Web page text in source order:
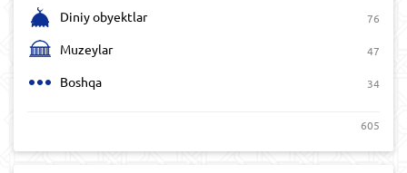
Diniy obyektlar 76
Muzeylar 47
Boshqa 34
605